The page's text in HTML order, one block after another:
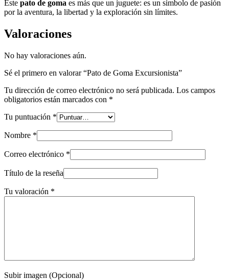
Este pato de goma es más que un juguete: es un símbolo de pasión
por la aventura, la libertad y la exploración sin límites.
Valoraciones
No hay valoraciones aún.
Sé el primero en valorar “Pato de Goma Excursionista”
Tu dirección de correo electrónico no será publicada. Los campos
obligatorios están marcados con *
Tu puntuación *
Nombre *
Correo electrónico *
Título de la reseña
Tu valoración *
Subir imagen (Opcional)